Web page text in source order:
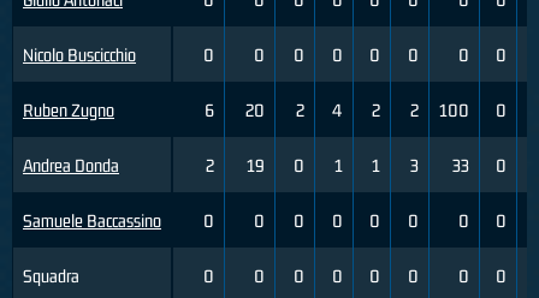
Nicolo Buscicchio
Ruben Zugno
Andrea Donda
Samuele Baccassino
Squadra
0 0 0 0 0 0 0 0
6 20 2 4 2 2 100 0
2 19 0 1 1 3 33 0
0 0 0 0 0 0 0 0
0 0 0 0 0 0 0 0